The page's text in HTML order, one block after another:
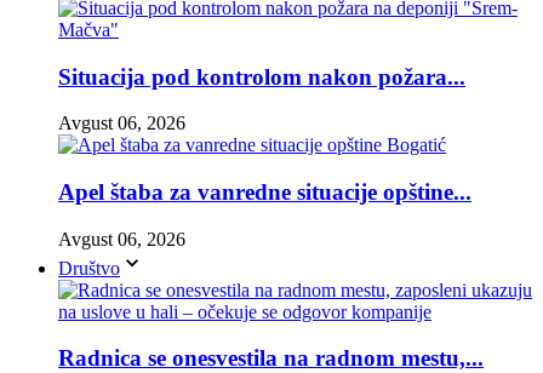
Situacija pod kontrolom nakon požara...
Avgust 06, 2026
Apel štaba za vanredne situacije opštine...
Avgust 06, 2026
Društvo
Radnica se onesvestila na radnom mestu,...